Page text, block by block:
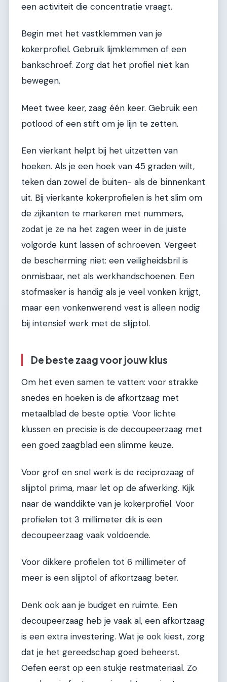
een activiteit die concentratie vraagt.
Begin met het vastklemmen van je
kokerprofiel. Gebruik lijmklemmen of een
bankschroef. Zorg dat het profiel niet kan
bewegen.
Meet twee keer, zaag één keer. Gebruik een
potlood of een stift om je lijn te zetten.
Een vierkant helpt bij het uitzetten van
hoeken. Als je een hoek van 45 graden wilt,
teken dan zowel de buiten- als de binnenkant
uit. Bij vierkante kokerprofielen is het slim om
de zijkanten te markeren met nummers,
zodat je ze na het zagen weer in de juiste
volgorde kunt lassen of schroeven. Vergeet
de bescherming niet: een veiligheidsbril is
onmisbaar, net als werkhandschoenen. Een
stofmasker is handig als je veel vonken krijgt,
maar een vonkenwerend vest is alleen nodig
bij intensief werk met de slijptol.
De beste zaag voor jouw klus
Om het even samen te vatten: voor strakke
snedes en hoeken is de afkortzaag met
metaalblad de beste optie. Voor lichte
klussen en precisie is de decoupeerzaag met
een goed zaagblad een slimme keuze.
Voor grof en snel werk is de reciprozaag of
slijptol prima, maar let op de afwerking. Kijk
naar de wanddikte van je kokerprofiel. Voor
profielen tot 3 millimeter dik is een
decoupeerzaag vaak voldoende.
Voor dikkere profielen tot 6 millimeter of
meer is een slijptol of afkortzaag beter.
Denk ook aan je budget en ruimte. Een
decoupeerzaag heb je vaak al, een afkortzaag
is een extra investering. Wat je ook kiest, zorg
dat je het gereedschap goed beheerst.
Oefen eerst op een stukje restmateriaal. Zo